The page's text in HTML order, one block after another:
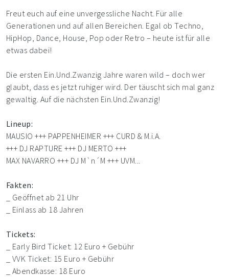
Freut euch auf eine unvergessliche Nacht. Für alle
Generationen und auf allen Bereichen. Egal ob Techno,
HipHop, Dance, House, Pop oder Retro – heute ist für alle
etwas dabei!
Die ersten Ein.Und.Zwanzig Jahre waren wild – doch wer
glaubt, dass es jetzt ruhiger wird. Der täuscht sich mal ganz
gewaltig. Auf die nächsten Ein.Und.Zwanzig!
Lineup:
MAUSIO +++ PAPPENHEIMER +++ CURD & M.i.A.
+++ DJ RAPTURE +++ DJ MERTO +++
MAX NAVARRO +++ DJ M`n´M +++ UVM...
Fakten:
_ Geöffnet ab 21 Uhr
_ Einlass ab 18 Jahren
Tickets:
_ Early Bird Ticket: 12 Euro + Gebühr
_ VVK Ticket: 15 Euro + Gebühr
_ Abendkasse: 18 Euro